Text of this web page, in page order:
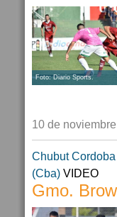
Foto: Diario Sports.
10 de
Chubut Cordoba
(Cba) VIDEO
Gmo.